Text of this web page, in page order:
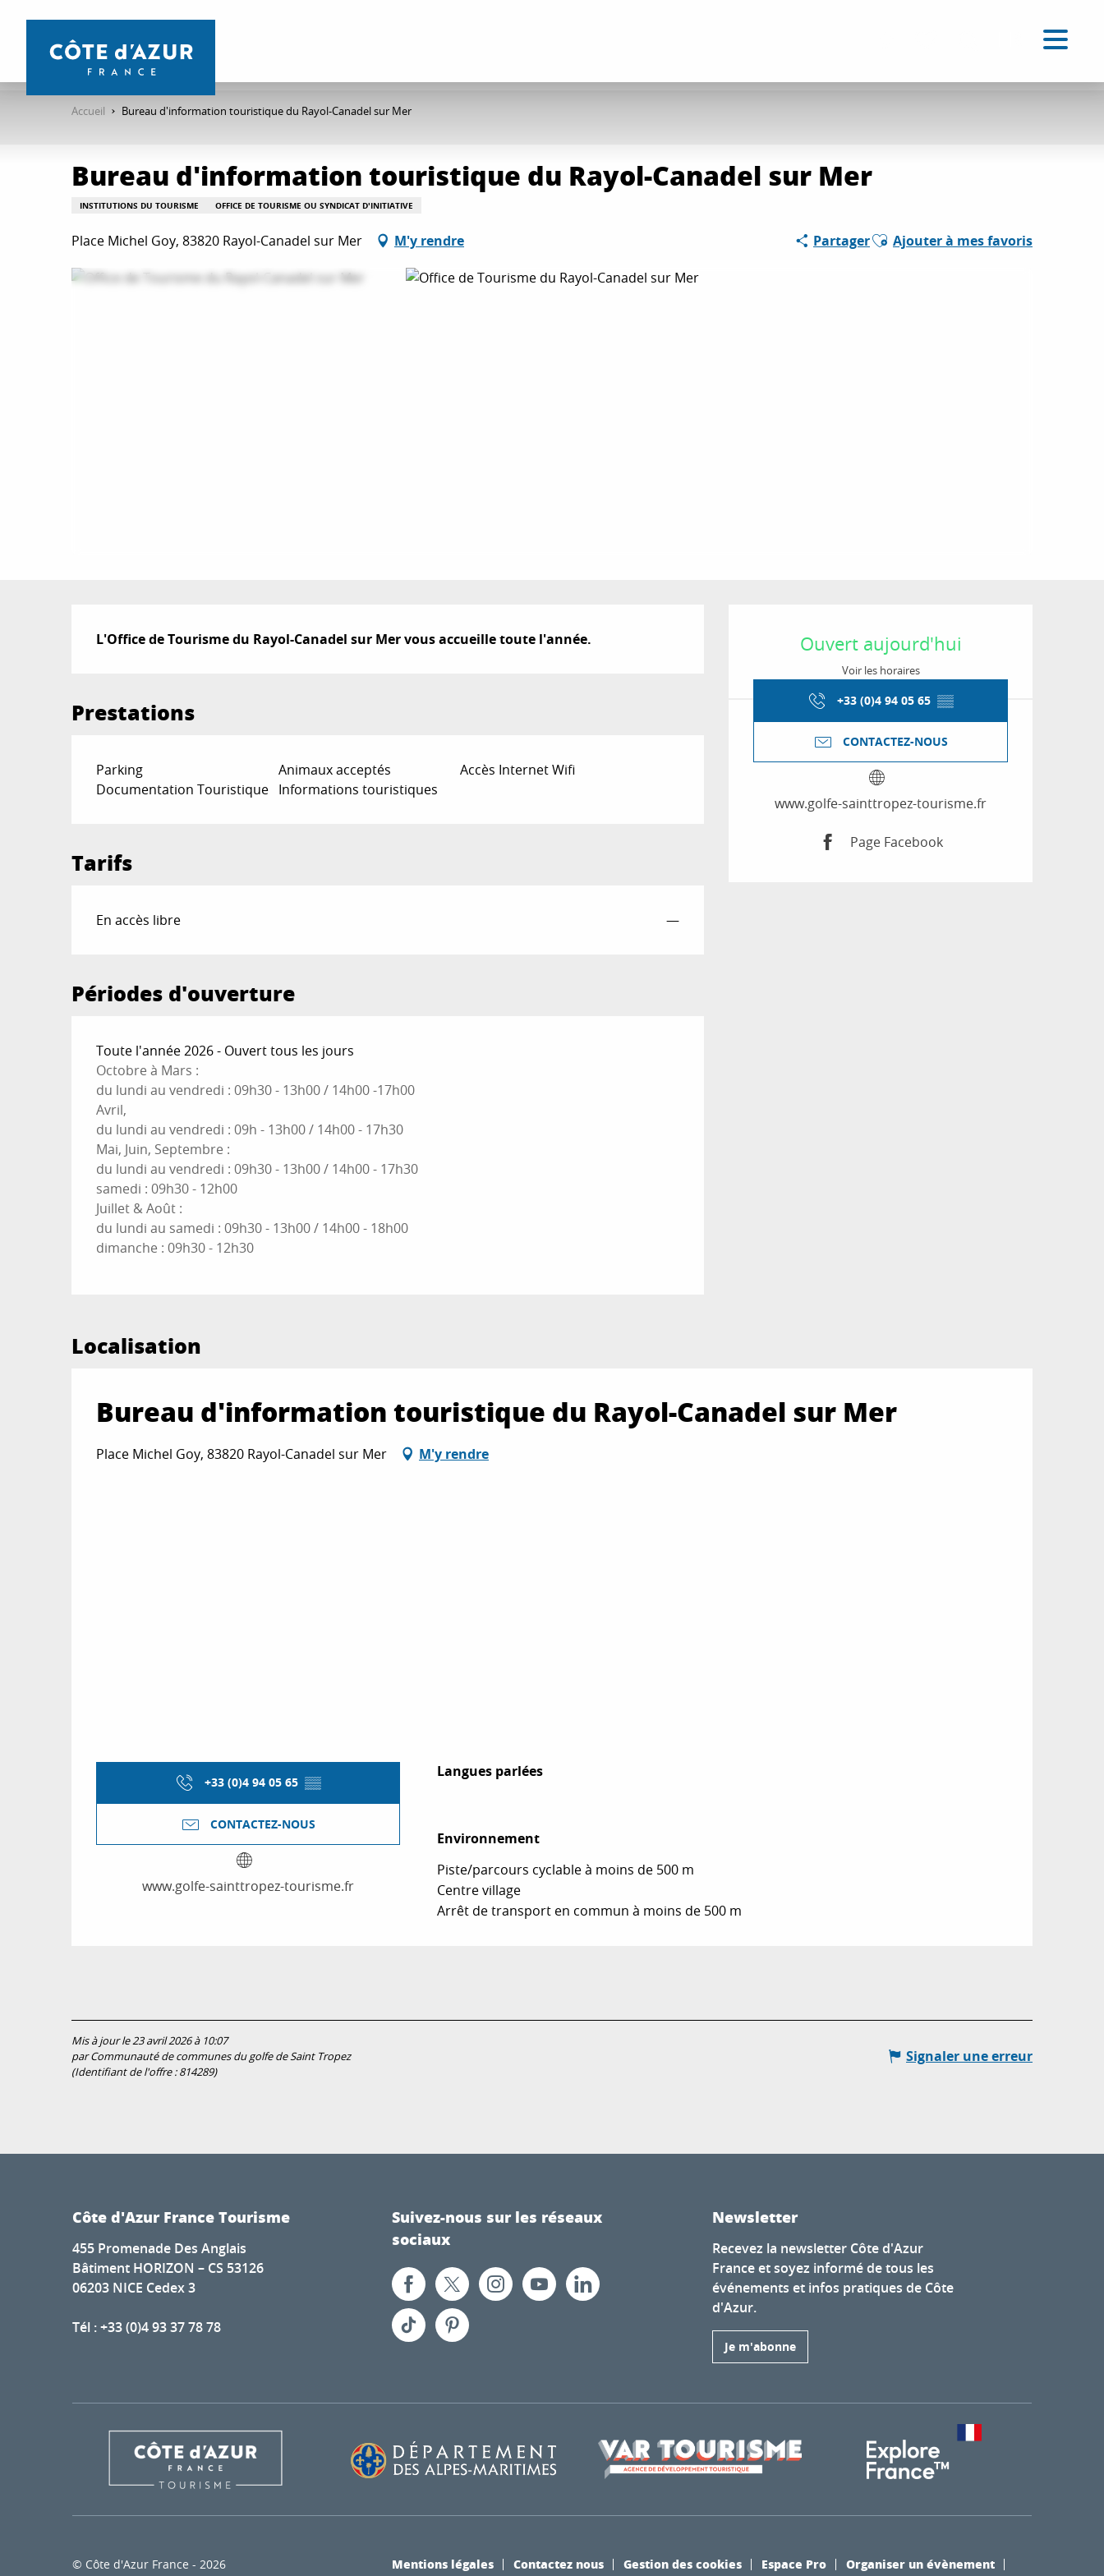
contenu
Accueil Bureau d'information touristique du Rayol-Canadel sur Mer
Bureau d'information touristique du Rayol-Canadel sur Mer
INSTITUTIONS DU TOURISME OFFICE DE TOURISME OU SYNDICAT D'INITIATIVE
Place Michel Goy, 83820 Rayol-Canadel sur Mer M'y rendre PartagerAjouter aux favoris
Ajouter à mes favoris
Ouverture et
Ouvert aujourd'hui
Voir les horaires
+33 (0)4 94 05 65 ▒▒
CONTACTEZ-NOUS
www.golfe-sainttropez-tourisme.fr
Page Facebook
Description
L'Office de Tourisme du Rayol-Canadel sur Mer vous accueille toute l'année.
Prestations
Parking Animaux acceptés
Accès Internet Wifi
Documentation Touristique Informations touristiques
Tarifs
En accès libre —
Périodes d'ouverture
Toute l'année 2026 - Ouvert tous les jours
Octobre à Mars :
du lundi au vendredi : 09h30 - 13h00 / 14h00 -17h00
Avril,
du lundi au vendredi : 09h - 13h00 / 14h00 - 17h30
Mai, Juin, Septembre :
du lundi au vendredi : 09h30 - 13h00 / 14h00 - 17h30
samedi : 09h30 - 12h00
Juillet & Août :
du lundi au samedi : 09h30 - 13h00 / 14h00 - 18h00
dimanche : 09h30 - 12h30
Localisation
Bureau d'information touristique du Rayol-Canadel sur Mer
Place Michel Goy, 83820 Rayol-Canadel sur Mer M'y rendre
+33 (0)4 94 05 65 ▒▒
CONTACTEZ-NOUS
www.golfe-sainttropez-tourisme.fr
Langues parlées
Langues parlées
Environnement
Environnement
Piste/parcours cyclable à moins de 500 m
Centre village
Arrêt de transport en commun à moins de 500 m
Mis à jour le 23 avril 2026 à 10:07
par Communauté de communes du golfe de Saint Tropez
(Identifiant de l'offre :814289)
Signaler une erreur
Côte d'Azur France Tourisme
455 Promenade Des Anglais
Bâtiment HORIZON – CS 53126
06203 NICE Cedex 3
Tél : +33 (0)4 93 37 78 78
Suivez-nous sur les réseaux
sociaux
Newsletter
Recevez la newsletter Côte d'Azur
France et soyez informé de tous les
événements et infos pratiques de Côte
d'Azur.
Je m'abonne
© Côte d'Azur France - 2026 Mentions légales Contactez nous Gestion des cookies Espace Pro
Organiser un évènement